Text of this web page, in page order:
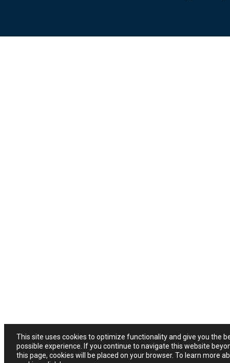
This site uses cookies to optimize functionality and give you the
possible experience. If you continue to navigate this website
this page, cookies will be placed on your browser. To learn more